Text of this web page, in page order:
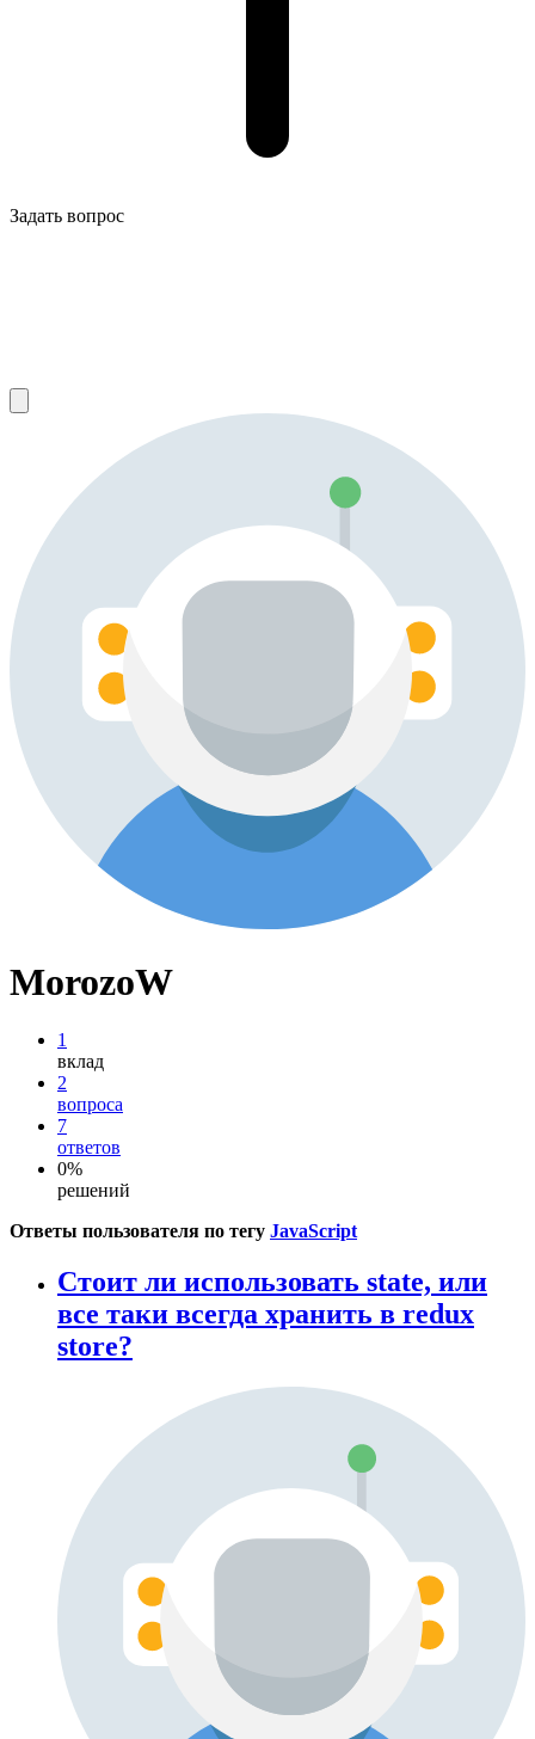
Задать вопрос
MorozoW
1
вклад
2
вопроса
7
ответов
0%
решений
Ответы пользователя по тегу JavaScript
Стоит ли использовать state, или
все таки всегда хранить в redux
store?